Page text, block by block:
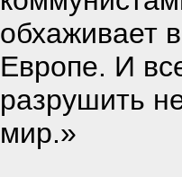
обхаживает
Европе. И
разрушить
мир.»